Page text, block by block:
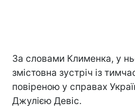
За словами Клименка, у
змістовна зустріч із
повіреною у справах
Джулією Девіс.